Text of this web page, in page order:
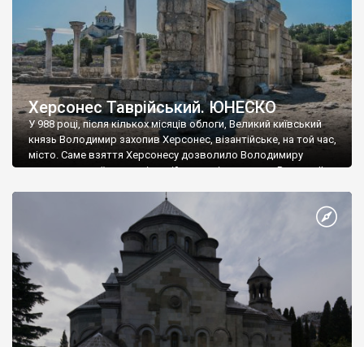
Херсонес Таврійський. ЮНЕСКО
У 988 році, після кількох місяців облоги, Великий київський
князь Володимир захопив Херсонес, візантійське, на той час,
місто. Саме взяття Херсонесу дозволило Володимиру
диктувати свої умови візантійському імператору Василю ІІ, та
Херсонесі Володимир-язичник, став Василем-християнином.
А потім було Хрещення Русі. На честь Херсонесу Таврійського